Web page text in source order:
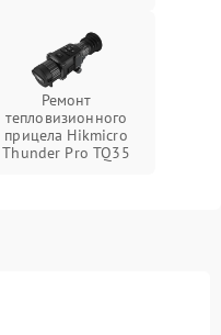
Ремонт
тепловизионного
прицела Hikmicro
Thunder Pro TQ35